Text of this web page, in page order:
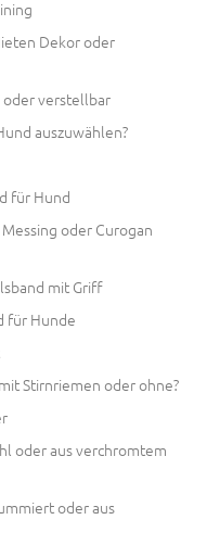
Dekor oder
oder verstellbar
auszuwählen?
für Hund
oder Curogan
mit Griff
für Hunde
Stirnriemen oder ohne?
oder aus verchromtem
oder aus